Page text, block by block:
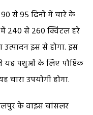
से 95 दिनों में चारे के
240 से 260 क्विंटल हरे
इस से होगा. इस
यह पशुओं के लिए पौष्टिक
उपयोगी होगा.
के वाइस चांसलर